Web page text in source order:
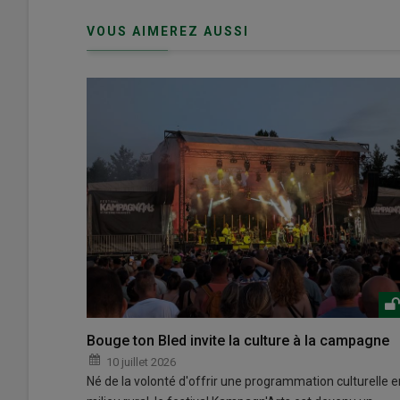
VOUS AIMEREZ AUSSI
Bouge ton Bled invite la culture à la campagne
10 juillet 2026
Né de la volonté d'offrir une programmation culturelle